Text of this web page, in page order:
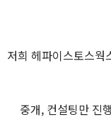
저희 헤파이스토스웍
중개, 컨설팅만 진